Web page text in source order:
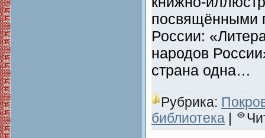
посвящёнными
России:
народов
страна одна…
Рубрика:
библиотека |